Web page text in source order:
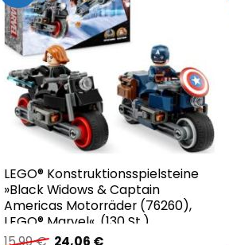
LEGO® Konstruktionsspielsteine
»Black Widows & Captain
Americas Motorräder (76260),
LEGO® Marvel«, (130 St.)
Ursprünglicher
Aktueller